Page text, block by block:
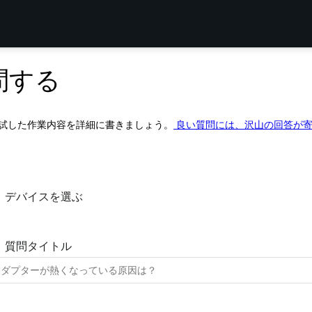
する
した作業内容を詳細に書きましょう。 良い質問には、沢山の回答が
デバイスを選ぶ
質問タイトル